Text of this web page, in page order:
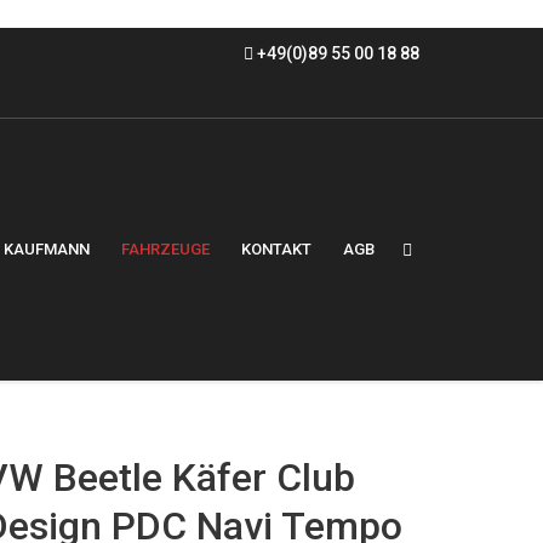
+49(0)89 55 00 18 88
KAUFMANN FAHRZEUGE KONTAKT AGB
Beetle Käfer Club
PDC Navi Tempo